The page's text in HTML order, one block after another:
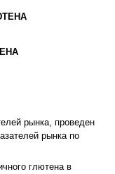
рынка, проведен
рынка по
глютена в